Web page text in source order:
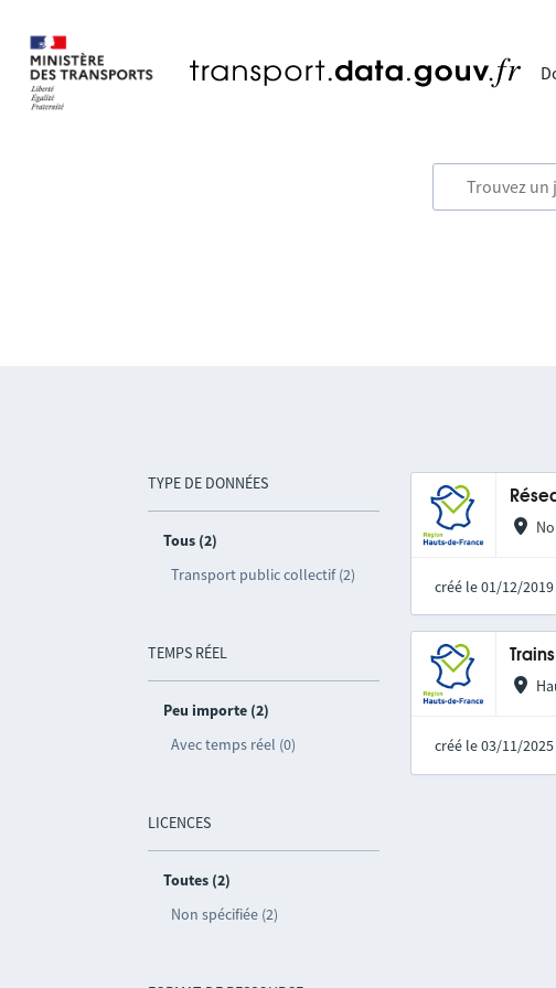
TYPE DE DONNÉES
Tous (2)
Transport public collectif (2)
TEMPS RÉEL
Peu importe (2)
Avec temps réel (0)
LICENCES
Toutes (2)
Non spécifiée (2)
créé le 01/12/2019
créé le 03/11/2025